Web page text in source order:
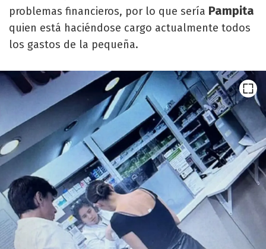
problemas financieros, por lo que sería Pampita
quien está haciéndose cargo actualmente todos
los gastos de la pequeña.